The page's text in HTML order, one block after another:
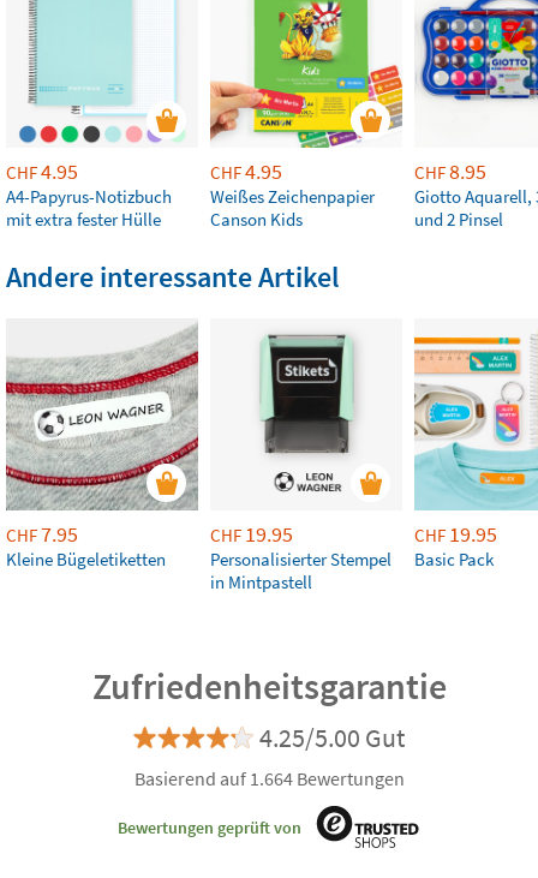
CHF4.95
A4-Papyrus-Notizbuch
mit extra fester Hülle
CHF4.95
Weißes Zeichenpapier
Canson Kids
CHF8.95
Giotto Aquarell,
und 2 Pinsel
Andere interessante Artikel
CHF7.95
Kleine Bügeletiketten
CHF 19.95
Personalisierter Stempel
in Mintpastell
CHF 19.95
Basic Pack
Zufriedenheitsgarantie
4.25/5.00 Gut
Basierend auf 1.664 Bewertungen
Bewertungen geprüft von